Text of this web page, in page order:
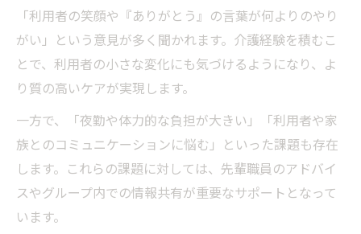
「利用者の笑顔や『ありがとう』の言葉が何よりのやり
がい」という意見が多く聞かれます。介護経験を積むこ
とで、利用者の小さな変化にも気づけるようになり、よ
り質の高いケアが実現します。
一方で、「夜勤や体力的な負担が大きい」「利用者や家
族とのコミュニケーションに悩む」といった課題も存在
します。これらの課題に対しては、先輩職員のアドバイ
スやグループ内での情報共有が重要なサポートとなって
います。